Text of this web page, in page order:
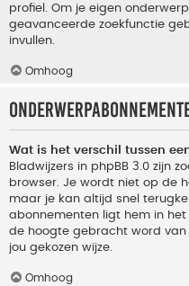
profiel. Om je eigen
geavanceerde zoekfunctie
invullen.
Omhoog
Wat is het verschil tussen
Bladwijzers in phpBB 3.0 zijn
browser. Je wordt niet op de
maar je kan altijd snel
abonnementen ligt hem in
de hoogte gebracht word
jou gekozen wijze.
Omhoog